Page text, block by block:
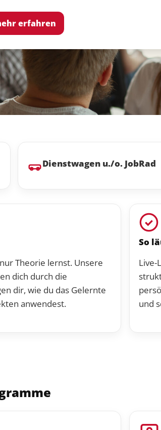
erfahren
Dienstwagen u./o. JobRad
Theorie lernst. Unsere
dich durch die
dir, wie du das Gelernte
anwendest.
So
Live-
und